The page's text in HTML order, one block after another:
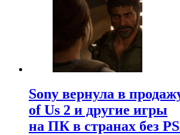
Sony вернула в
of Us 2 и другие игры
на ПК в странах без